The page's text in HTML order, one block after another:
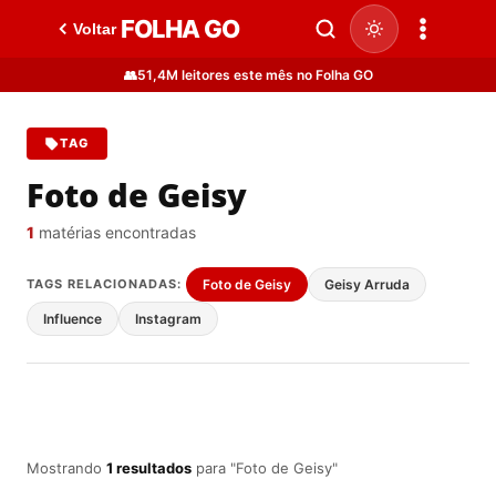
Voltar FOLHA GO
👥51,4M leitores este mês no Folha GO
TAG
Foto de Geisy
1 matérias encontradas
TAGS RELACIONADAS: Foto de Geisy Geisy Arruda
Influence Instagram
Mostrando 1 resultados para "Foto de Geisy"